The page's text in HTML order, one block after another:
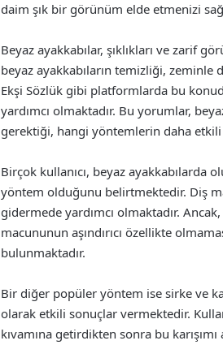
daim şık bir görünüm elde etmenizi
Beyaz ayakkabılar, şıklıkları ve zarif
beyaz ayakkabıların temizliği, zeminle
Ekşi Sözlük gibi platformlarda bu
yardımcı olmaktadır. Bu yorumlar,
gerektiği, hangi yöntemlerin daha
Birçok kullanıcı, beyaz ayakkabılarda
yöntem olduğunu belirtmektedir. Diş
gidermede yardımcı olmaktadır.
macununun aşındırıcı özellikte
bulunmaktadır.
Bir diğer popüler yöntem ise sirke ve
olarak etkili sonuçlar vermektedir.
kıvamına getirdikten sonra bu